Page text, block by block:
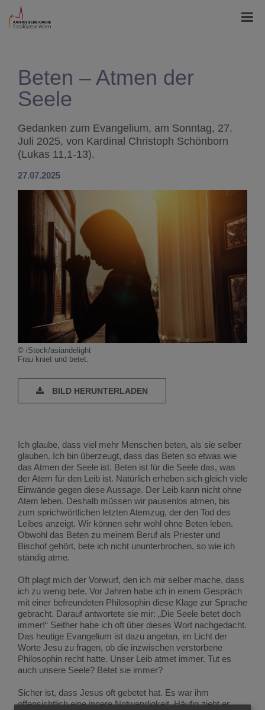
Beten – Atmen der
Seele
Gedanken zum Evangelium, am Sonntag, 27.
Juli 2025, von Kardinal Christoph Schönborn
(Lukas 11,1-13).
27.07.2025
© iStock/asiandelight
Frau kniet und betet.
BILD HERUNTERLADEN
Ich glaube, dass viel mehr Menschen beten, als sie selber
glauben. Ich bin überzeugt, dass das Beten so etwas wie
das Atmen der Seele ist. Beten ist für die Seele das, was
der Atem für den Leib ist. Natürlich erheben sich gleich viele
Einwände gegen diese Aussage. Der Leib kann nicht ohne
Atem leben. Deshalb müssen wir pausenlos atmen, bis
zum sprichwörtlichen letzten Atemzug, der den Tod des
Leibes anzeigt. Wir können sehr wohl ohne Beten leben.
Obwohl das Beten zu meinem Beruf als Priester und
Bischof gehört, bete ich nicht ununterbrochen, so wie ich
ständig atme.
Oft plagt mich der Vorwurf, den ich mir selber mache, dass
ich zu wenig bete. Vor Jahren habe ich in einem Gespräch
mit einer befreundeten Philosophin diese Klage zur Sprache
gebracht. Darauf antwortete sie mir: „Die Seele betet doch
immer!“ Seither habe ich oft über dieses Wort nachgedacht.
Das heutige Evangelium ist dazu angetan, im Licht der
Worte Jesu zu fragen, ob die inzwischen verstorbene
Philosophin recht hatte. Unser Leib atmet immer. Tut es
auch unsere Seele? Betet sie immer?
Sicher ist, dass Jesus oft gebetet hat. Es war ihm
offensichtlich eine innere Notwendigkeit. Häufig zieht er